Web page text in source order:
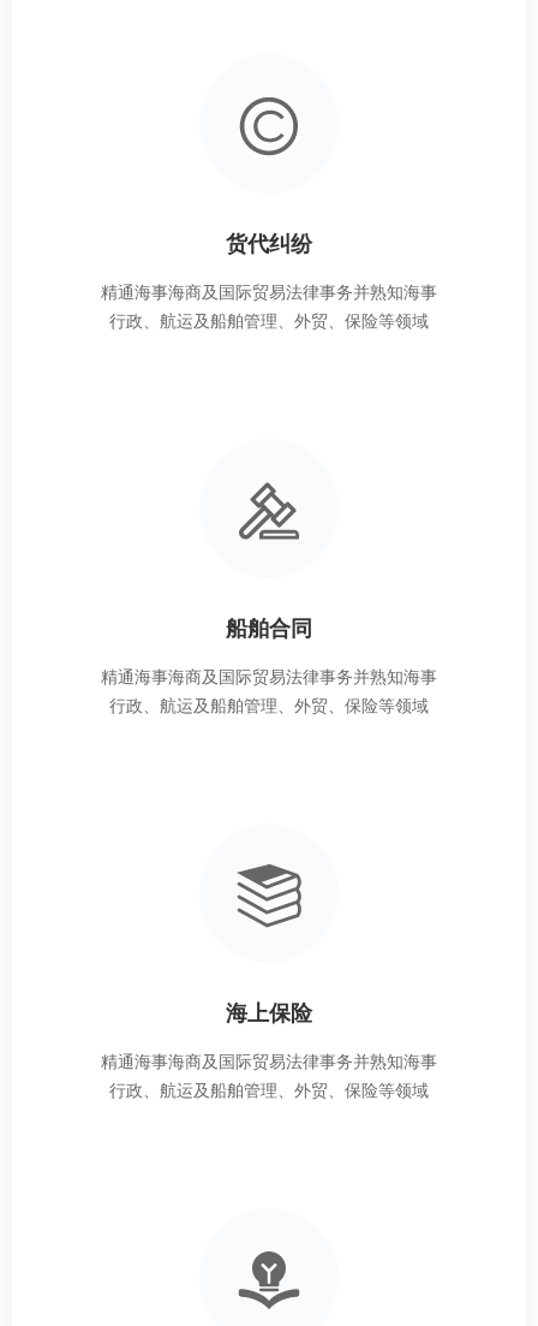
货代纠纷
精通海事海商及国际贸易法律事务并熟知海事
行政、航运及船舶管理、外贸、保险等领域
船舶合同
精通海事海商及国际贸易法律事务并熟知海事
行政、航运及船舶管理、外贸、保险等领域
海上保险
精通海事海商及国际贸易法律事务并熟知海事
行政、航运及船舶管理、外贸、保险等领域